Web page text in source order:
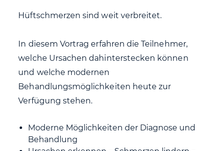
Hüftschmerzen sind weit verbreitet.
In diesem Vortrag erfahren die Teilnehmer,
welche Ursachen dahinterstecken können
und welche modernen
Behandlungsmöglichkeiten heute zur
Verfügung stehen.
Moderne Möglichkeiten der Diagnose und
Behandlung